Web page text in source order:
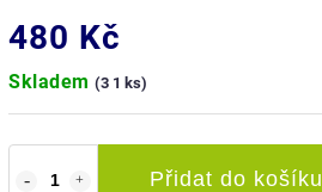
480 Kč
Skladem (3 1 ks)
Přidat do košíku